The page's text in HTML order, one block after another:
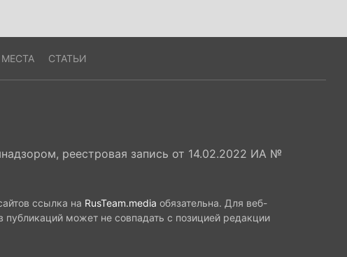
МЕСТА СТАТЬИ
реестровая запись от 14.02.2022 ИА №
ссылка на RusTeam.media обязательна. Для веб-
публикаций может не совпадать с позицией редакции